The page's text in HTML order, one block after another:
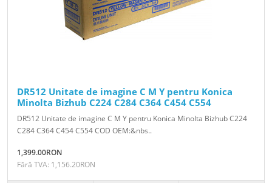
DR512 Unitate de imagine C M Y pentru Konica
Minolta Bizhub C224 C284 C364 C454 C554
DR512 Unitate de imagine C M Y pentru Konica Minolta Bizhub C224
C284 C364 C454 C554 COD OEM:&nbs..
1,399.00RON
Fără TVA: 1,156.20RON